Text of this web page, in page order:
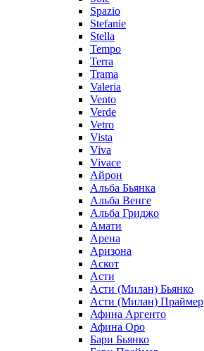
Spazio
Stefanie
Stella
Tempo
Terra
Trama
Valeria
Vento
Verde
Vetro
Vista
Viva
Vivace
Айрон
Альба Бьянка
Альба Венге
Альба Гриджо
Амати
Арена
Аризона
Аскот
Асти
Асти (Милан) Бьянко
Асти (Милан) Праймер
Афина Аргенто
Афина Оро
Бари Бьянко